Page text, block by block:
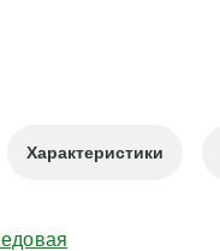
Характеристики